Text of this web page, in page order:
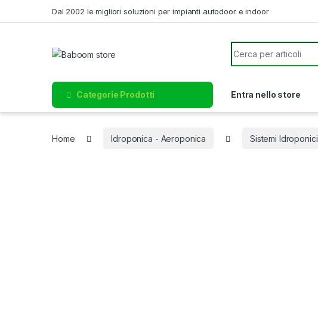
Dal 2002 le migliori soluzioni per impianti autodoor e indoor
Search for:
Categorie Prodotti Entra nello store
Home Idroponica - Aeroponica Sistemi Idroponici